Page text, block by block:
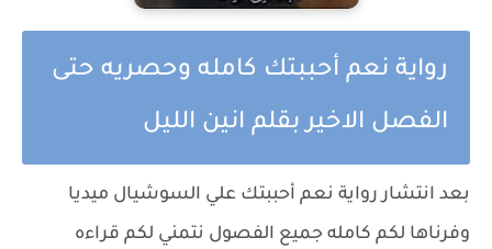
رواية نعم أحببتك كامله وحصريه حتى
الفصل الاخير بقلم انين الليل
بعد انتشار رواية نعم أحببتك علي السوشيال ميديا
وفرناها لكم كامله جميع الفصول نتمني لكم قراءه